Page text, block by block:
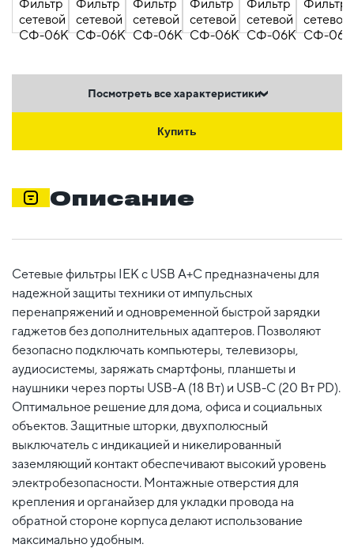
Посмотреть все характеристики
Купить
Описание
Сетевые фильтры IEK с USB A+C предназначены для
надежной защиты техники от импульсных
перенапряжений и одновременной быстрой зарядки
гаджетов без дополнительных адаптеров. Позволяют
безопасно подключать компьютеры, телевизоры,
аудиосистемы, заряжать смартфоны, планшеты и
наушники через порты USB-A (18 Вт) и USB-C (20 Вт PD).
Оптимальное решение для дома, офиса и социальных
объектов. Защитные шторки, двухполюсный
выключатель с индикацией и никелированный
заземляющий контакт обеспечивают высокий уровень
электробезопасности. Монтажные отверстия для
крепления и органайзер для укладки провода на
обратной стороне корпуса делают использование
максимально удобным.